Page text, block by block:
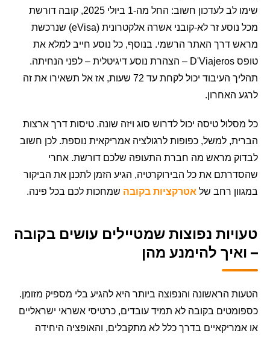
שימו לב לעדכון חשוב: החל מה-1 ביולי 2025, קובה דורשת
מכל נוסע זר לא-קובני אשרה אלקטרונית (eVisa) שנרכשת
מראש דרך האתר הרשמי. בנוסף, כל נוסע חייב למלא את
טופס D'Viajeros – הצהרת נוסע דיגיטלית – לפני הנחיתה.
תהליך העיבוד יכול לקחת עד 72 שעות, אז אל תשאירו את זה
לרגע האחרון.
כל מסלול טיסה יכול לדרוש סוג ויזה שונה. טיסות דרך ארצות
הברית, למשל, כפופות לרגולציה אמריקאית נוספת. לכן חשוב
לבדוק מראש מה חברת התעופה שלכם דורשת. אחרי
שהסדרתם את כל הבירוקרטיה, הגיע הזמן לתכנן את הביקור
במגוון רחב של אטרקציות בקובה שמחכות לכם בכל פינה.
טעויות נפוצות שמטיילים עושים בקובה
– ואיך להימנע מהן
הטעות הראשונה והנפוצה ביותר היא להגיע בלי מספיק מזומן.
כספומטים בקובה לא תמיד עובדים, כרטיסי אשראי ישראליים
או אמריקאיים בדרך כלל לא מתקבלים, והאופציה היחידה